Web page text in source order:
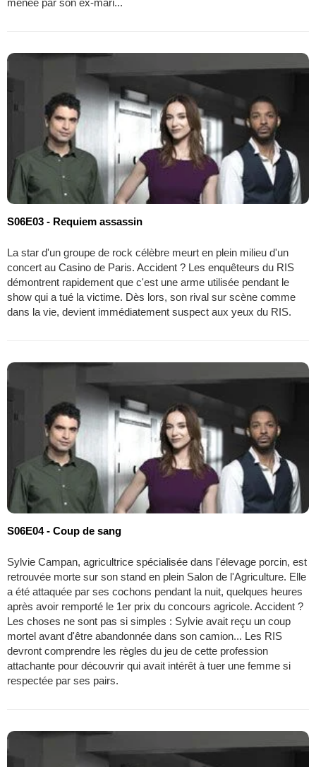
menée par son ex-mari...
S06E03 - Requiem assassin
La star d'un groupe de rock célèbre meurt en plein milieu d'un
concert au Casino de Paris. Accident ? Les enquêteurs du RIS
démontrent rapidement que c'est une arme utilisée pendant le
show qui a tué la victime. Dès lors, son rival sur scène comme
dans la vie, devient immédiatement suspect aux yeux du RIS.
S06E04 - Coup de sang
Sylvie Campan, agricultrice spécialisée dans l'élevage porcin, est
retrouvée morte sur son stand en plein Salon de l'Agriculture. Elle
a été attaquée par ses cochons pendant la nuit, quelques heures
après avoir remporté le 1er prix du concours agricole. Accident ?
Les choses ne sont pas si simples : Sylvie avait reçu un coup
mortel avant d'être abandonnée dans son camion... Les RIS
devront comprendre les règles du jeu de cette profession
attachante pour découvrir qui avait intérêt à tuer une femme si
respectée par ses pairs.